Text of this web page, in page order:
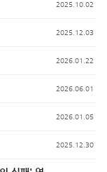
2025.10.02
2025.12.03
2026.01.22
2026.06.01
2026.01.05
2025.12.30